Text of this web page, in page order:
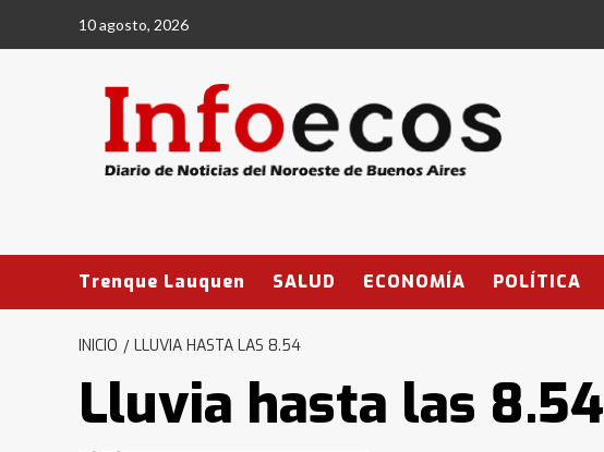
10 agosto, 2026
Trenque Lauquen SALUD ECONOMÍA POLÍTICA
INICIO LLUVIA HASTA LAS 8.54
Lluvia hasta las 8.54